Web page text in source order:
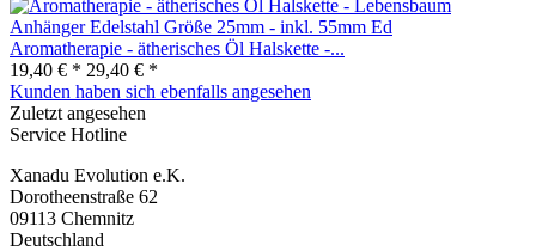
Aromatherapie - ätherisches Öl Halskette -...
19,40 € * 29,40 € *
Kunden haben sich ebenfalls angesehen
Zuletzt angesehen
Service Hotline
Xanadu Evolution e.K.
Dorotheenstraße 62
09113 Chemnitz
Deutschland